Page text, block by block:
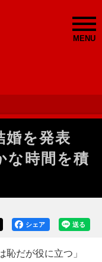
MENU
婚を発表
な時間を積
送る
シェア
だが役に立つ」